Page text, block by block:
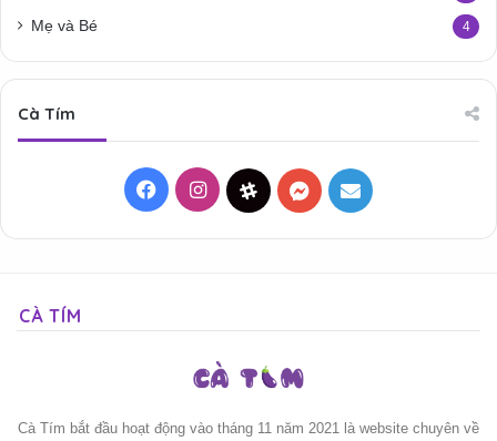
Mẹ và Bé 4
Cà Tím
FacebookInstagramThreadsMessenger
Mail
CÀ TÍM
Cà Tím bắt đầu hoạt động vào tháng 11 năm 2021 là website chuyên về